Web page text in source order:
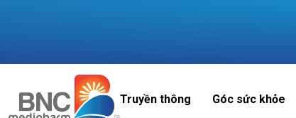
Truyền thông Góc sức khỏe